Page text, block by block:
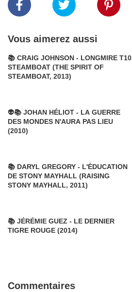
Vous aimerez aussi
📚 CRAIG JOHNSON - LONGMIRE T10
STEAMBOAT (THE SPIRIT OF
STEAMBOAT, 2013)
👽📚 JOHAN HÉLIOT - LA GUERRE
DES MONDES N'AURA PAS LIEU
(2010)
📚 DARYL GREGORY - L'ÉDUCATION
DE STONY MAYHALL (RAISING
STONY MAYHALL, 2011)
📚 JÉRÉMIE GUEZ - LE DERNIER
TIGRE ROUGE (2014)
Commentaires